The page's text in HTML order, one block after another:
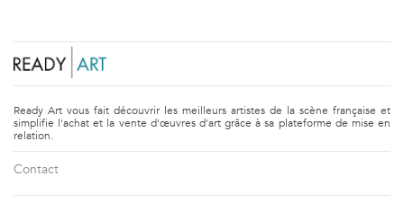
des Beaux Arts de Paris en 2006.
Ready Art vous fait découvrir les meilleurs artistes de la scène française et
simplifie l'achat et la vente d'œuvres d'art grâce à sa plateforme de mise en
relation.
Contact